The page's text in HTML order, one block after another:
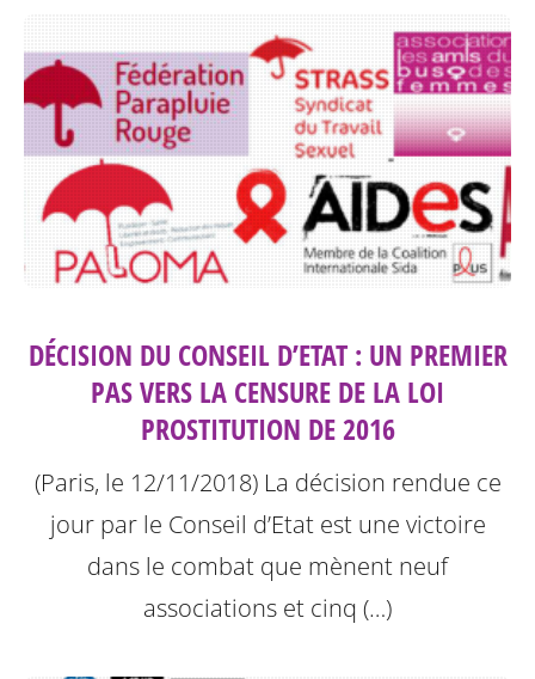
DÉCISION DU CONSEIL D’ETAT : UN PREMIER
PAS VERS LA CENSURE DE LA LOI
PROSTITUTION DE 2016
(Paris, le 12/11/2018) La décision rendue ce
jour par le Conseil d’Etat est une victoire
dans le combat que mènent neuf
associations et cinq (…)